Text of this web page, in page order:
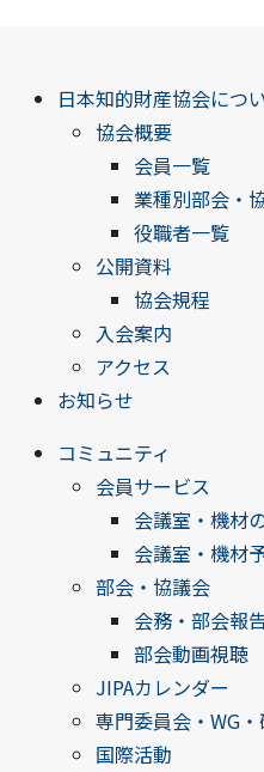
日本知的財産協会につ
協会概要
会員一覧
業種別部会・
役職者一覧
公開資料
協会規程
入会案内
アクセス
お知らせ
コミュニティ
会員サービス
会議室・機材
会議室・機材
部会・協議会
会務・部会報
部会動画視聴
JIPAカレンダー
専門委員会・WG
国際活動